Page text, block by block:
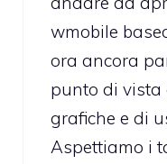
wmobile
ora ancora
punto di vista
grafiche e di
Aspettiamo i